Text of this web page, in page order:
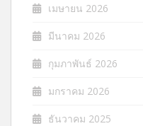
เมษายน 2026
มีนาคม 2026
กุมภาพันธ์ 2026
มกราคม 2026
ธันวาคม 2025